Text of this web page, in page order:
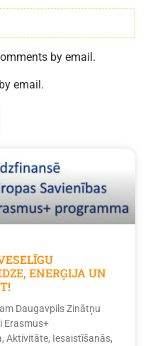
by email.
email.
ENERĢIJA UN
Daugavpils Zinātņu
Erasmus+
Aktivitāte, Iesaistīšanās,